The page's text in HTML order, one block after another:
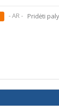
- AR - Pridėti